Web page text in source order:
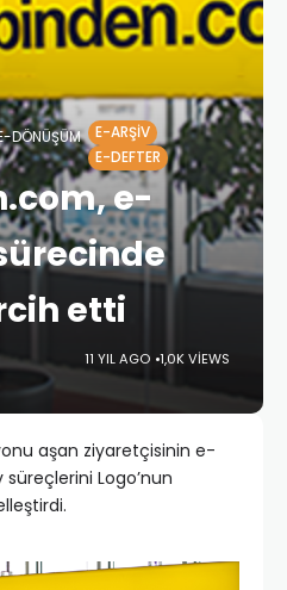
DÖNÜŞÜM
E-ARŞIV
E-DEFTER
e-
etti
11 YIL AGO 1,0K VIEWS
aşan ziyaretçisinin e-
Logo’nun